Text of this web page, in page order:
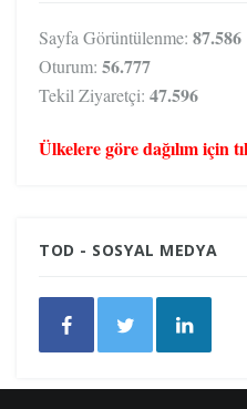
Sayfa Görüntülenme: 87.586
Oturum: 56.777
Tekil Ziyaretçi: 47.596
Ülkelere göre dağılım için
TOD - SOSYAL MEDYA